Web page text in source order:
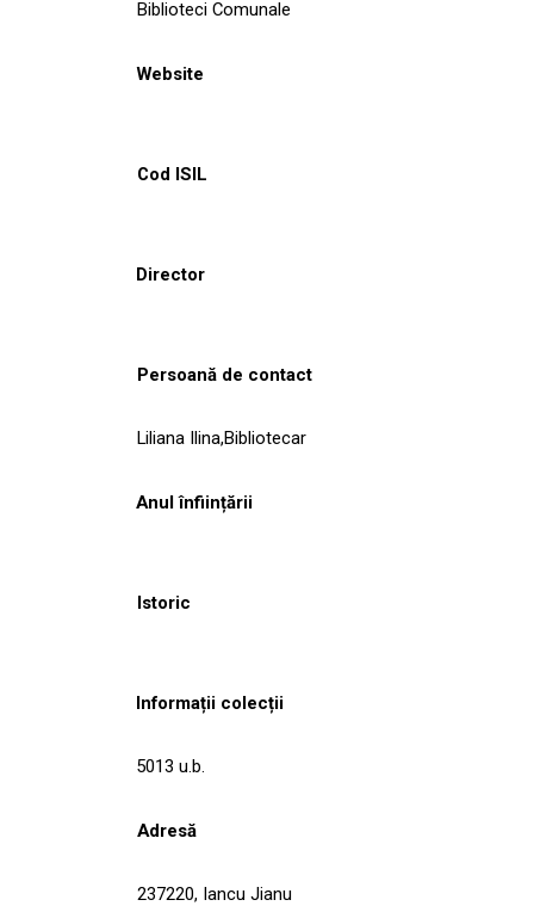
Biblioteci Comunale
Website
Cod ISIL
Director
Persoană de contact
Liliana Ilina,Bibliotecar
Anul înființării
Istoric
Informații colecții
5013 u.b.
Adresă
237220, Iancu Jianu